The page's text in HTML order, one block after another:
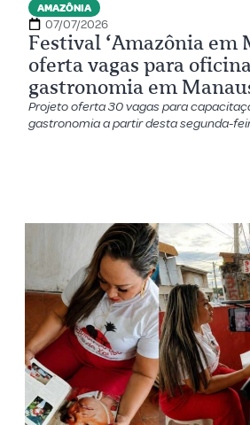
AMAZÔNIA
07/07/2026
Festival ‘Amazônia em
oferta vagas para
gastronomia em
Projeto oferta 30 vagas para
gastronomia a partir desta segunda-